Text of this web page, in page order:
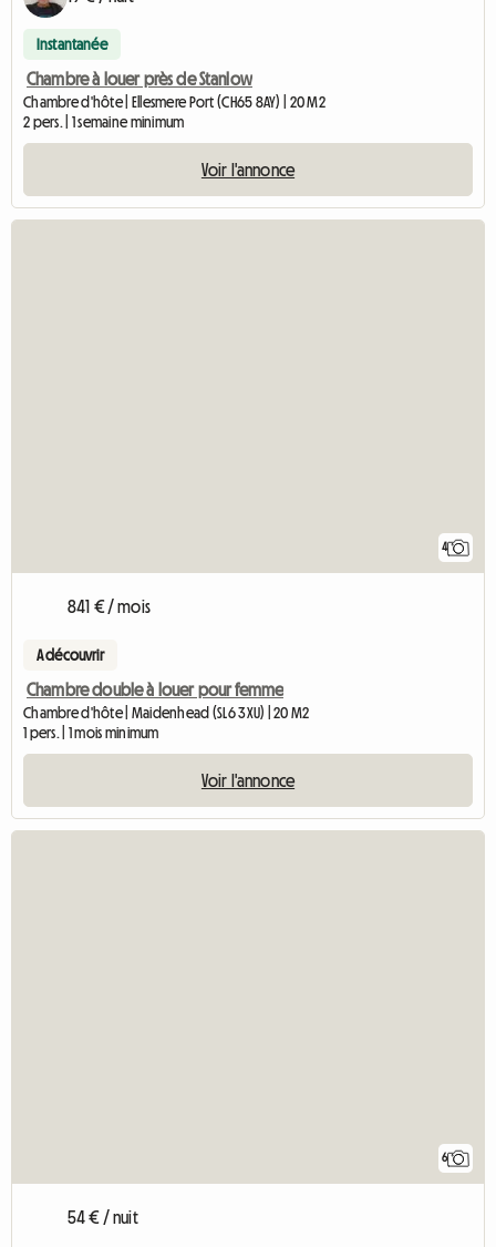
Instantanée
Chambre à louer près de Stanlow
Chambre d'hôte | Ellesmere Port (CH65 8AY) | 20 M2
2 pers. | 1 semaine minimum
Voir l'annonce
4
841 € / mois
A découvrir
Chambre double à louer pour femme
Chambre d'hôte | Maidenhead (SL6 3XU) | 20 M2
1 pers. | 1 mois minimum
Voir l'annonce
6
54 € / nuit